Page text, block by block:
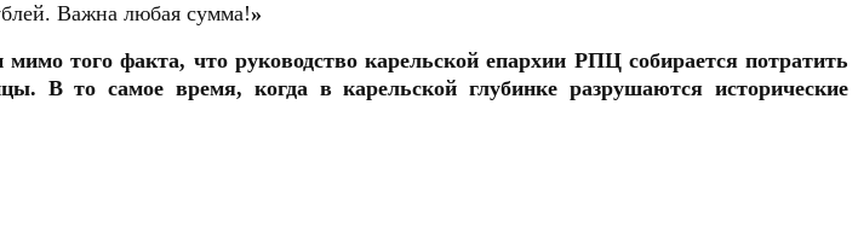
Важна любая сумма!»
того факта, что руководство карельской епархии РПЦ собирается потратить
В то самое время, когда в карельской глубинке разрушаются исторические